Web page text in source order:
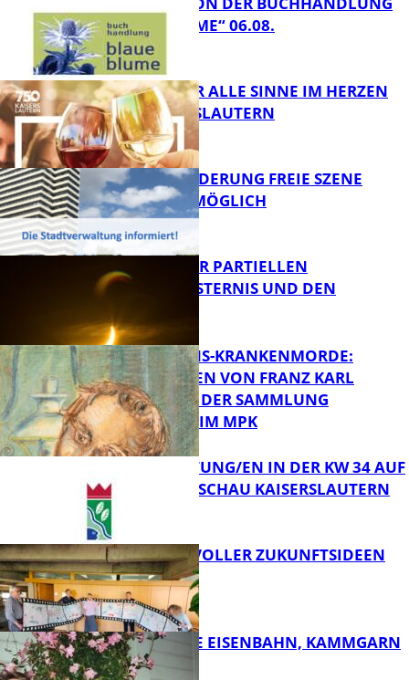
FB Kultur
„BLAUE BLUME“ 06.08.
FB Kultur
GENÜSSE FÜR ALLE SINNE IM HERZEN
VON KAISERSLAUTERN
PROJEKTFÖRDERUNG FREIE SZENE
WEITERHIN MÖGLICH
Bildung
VORTRAG ZUR PARTIELLEN
SONNENFINSTERNIS UND DEN
PERSEIDEN
OPFER DER NS-KRANKENMORDE:
ZEICHNUNGEN VON FRANZ KARL
BÜHLER AUS DER SAMMLUNG
PRINZHORN IM MPK
FB Kultur
VERANSTALTUNG/EN IN DER KW 34 AUF
DER GARTENSCHAU KAISERSLAUTERN
FILMROLLE VOLLER ZUKUNFTSIDEEN
DIE HÖCHSTE EISENBAHN, KAMMGARN